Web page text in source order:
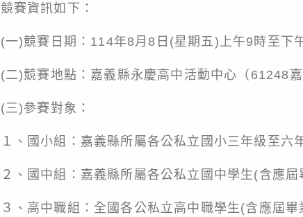
競賽資訊如下：
(一)競賽日期：114年8月8日(星期五)上午9時至下
(二)競賽地點：嘉義縣永慶高中活動中心（61248
(三)參賽對象：
１、國小組：嘉義縣所屬各公私立國小三年級至六
２、國中組：嘉義縣所屬各公私立國中學生(含應
３、高中職組：全國各公私立高中職學生(含應屆